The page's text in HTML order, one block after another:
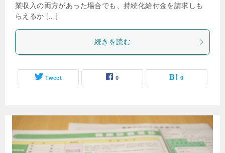
業収入の両方があった場合でも、持続化給付金を請求しも
らえるか […]
続きを読む
Tweet 0 0